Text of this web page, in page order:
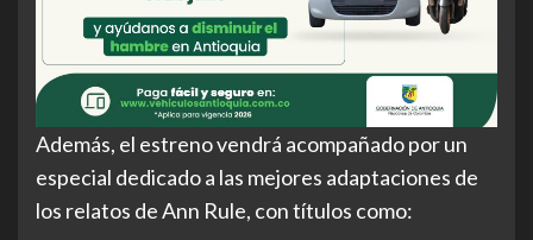
Además, el estreno vendrá acompañado por un
especial dedicado a las mejores adaptaciones de
los relatos de Ann Rule, con títulos como: